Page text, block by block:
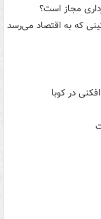
مجاز است؟
که به اقتصاد می‌رسد
در کوبا